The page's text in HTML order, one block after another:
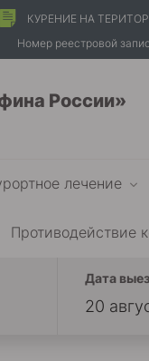
КУРЕНИЕ НА
Номер реестровой
России»
лечение
Противодействие
Дата